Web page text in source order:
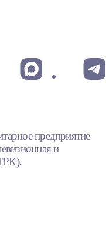
предприятие
и